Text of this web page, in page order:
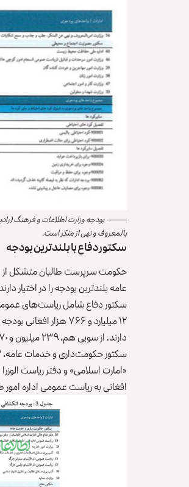
بالمعروف و نهی از منکر است.
سکتور دفاع با بلندترین بودجه
عامه بلندترین بودجه را در اختیار
سکتور دفاع شامل ریاست‌های
۱۲ میلیارد و ۷۶۶
دارند. از سویی هم، ۲۳۹ میلیون و ۸۷۰ هزار در بخش ریاست عمومی محافظت ریاست الوزرا بودجه مدنظر گرفته شده است.
افغانی به ریاست عمومی اداره